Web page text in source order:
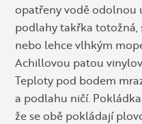
opatřeny vodě odolnou
podlahy takřka totožná,
nebo lehce vlhkým
Achillovou patou
Teploty pod bodem
a podlahu ničí.
že se obě pokládají